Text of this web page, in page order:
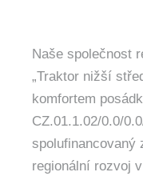
Naše společnost
„Traktor nižší
komfortem
CZ.01.1.02/0.0/
spolufinancovaný
regionální rozvoj